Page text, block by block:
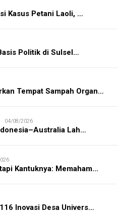
Kasus Petani Laoli, …
Politik di Sulsel…
Tempat Sampah Organ…
04/08/2026
Lah…
Kantuknya: Memaham…
Inovasi Desa Univers…